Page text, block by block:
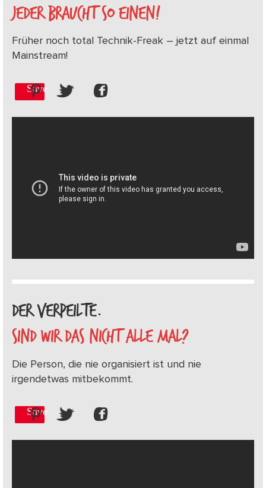
JEDER BRAUCHT SO EINEN!
Früher noch total Technik-Freak – jetzt auf einmal
Mainstream!
Save
DER VERPEILTE.
SIND WIR DAS NICHT ALLE MAL?
Die Person, die nie organisiert ist und nie
irgendetwas mitbekommt.
Save